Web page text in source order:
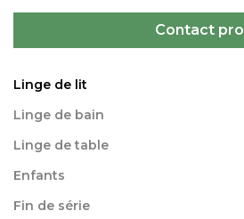
Contact pro
Linge de lit
Linge de bain
Linge de table
Enfants
Fin de série